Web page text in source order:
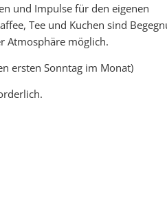
und Impulse für den eigenen
Tee und Kuchen sind
Atmosphäre möglich.
ersten Sonntag im Monat)